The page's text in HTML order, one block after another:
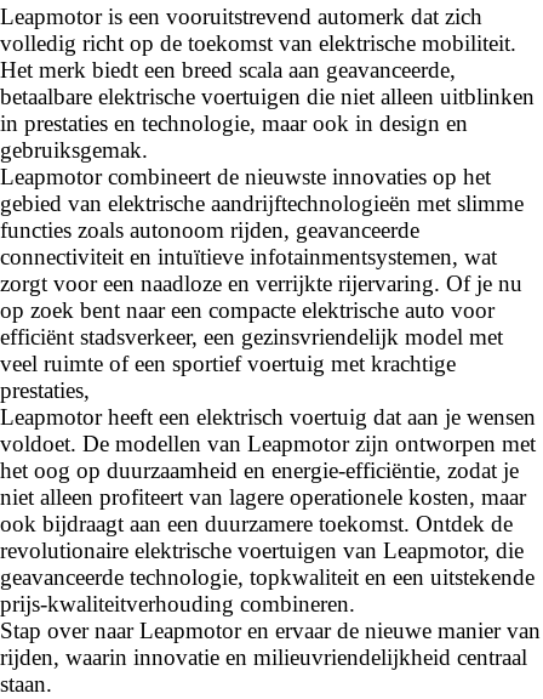
Leapmotor is een vooruitstrevend automerk dat zich
volledig richt op de toekomst van elektrische mobiliteit.
Het merk biedt een breed scala aan geavanceerde,
betaalbare elektrische voertuigen die niet alleen uitblinken
in prestaties en technologie, maar ook in design en
gebruiksgemak.
Leapmotor combineert de nieuwste innovaties op het
gebied van elektrische aandrijftechnologieën met slimme
functies zoals autonoom rijden, geavanceerde
connectiviteit en intuïtieve infotainmentsystemen, wat
zorgt voor een naadloze en verrijkte rijervaring. Of je nu
op zoek bent naar een compacte elektrische auto voor
efficiënt stadsverkeer, een gezinsvriendelijk model met
veel ruimte of een sportief voertuig met krachtige
prestaties,
Leapmotor heeft een elektrisch voertuig dat aan je wensen
voldoet. De modellen van Leapmotor zijn ontworpen met
het oog op duurzaamheid en energie-efficiëntie, zodat je
niet alleen profiteert van lagere operationele kosten, maar
ook bijdraagt aan een duurzamere toekomst. Ontdek de
revolutionaire elektrische voertuigen van Leapmotor, die
geavanceerde technologie, topkwaliteit en een uitstekende
prijs-kwaliteitverhouding combineren.
Stap over naar Leapmotor en ervaar de nieuwe manier van
rijden, waarin innovatie en milieuvriendelijkheid centraal
staan.